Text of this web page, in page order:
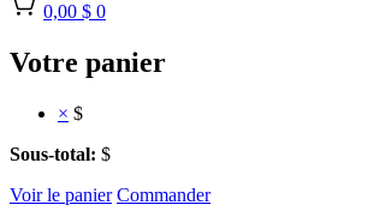
0,00 $ 0
Votre panier
× $
Sous-total: $
Voir le panier Commander